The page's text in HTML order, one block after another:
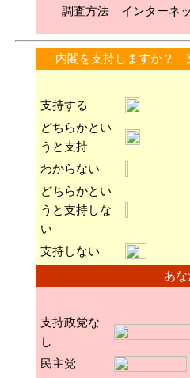
調査方法 インターネッ
内閣を支持しますか？
支持する
どちらかとい
うと支持
わからない
どちらかとい
うと支持しな
い
支持しない
あ
支持政党な
し
民主党